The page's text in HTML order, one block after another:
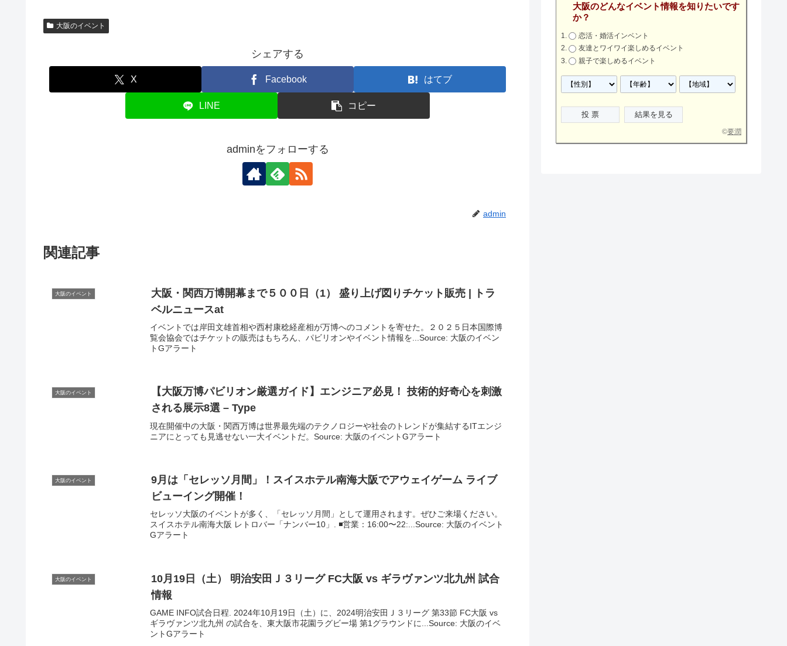
大阪のイベント
シェアする
X Facebook はてブ
LINE コピー
adminをフォローする
admin
関連記事
大阪のイベント 大阪 ・関西万博開幕まで５００日（1） 盛り上げ図りチケット販売 | トラ
ベルニュースat
イベントでは岸田文雄首相や西村康稔経産相が万博へのコメントを寄せた。２０２５日本国際博
覧会協会ではチケットの販売はもちろん、パビリオンやイベント情報を...Source: 大阪のイベン
トGアラート
大阪のイベント 【大阪万博パビリオン厳選ガイド】エンジニア必見！ 技術的好奇心を刺激
される展示8選 – Type
現在開催中の大阪・関西万博は世界最先端のテクノロジーや社会のトレンドが集結するITエンジ
ニアにとっても見逃せない一大イベントだ。Source: 大阪のイベントGアラート
大阪のイベント 9月は「セレッソ月間」！スイスホテル南海大阪でアウェイゲーム ライブ
ビューイング開催！
セレッソ大阪のイベントが多く、「セレッソ月間」として運用されます。ぜひご来場ください。
スイスホテル南海大阪 レトロバー「ナンバー10」. ◾️営業：16:00〜22:...Source: 大阪のイベント
Gアラート
大阪のイベント 10月19日（土） 明治安田Ｊ３リーグ FC大阪 vs ギラヴァンツ北九州 試合
情報
GAME INFO試合日程. 2024年10月19日（土）に、2024明治安田Ｊ３リーグ 第33節 FC大阪 vs
ギラヴァンツ北九州 の試合を、東大阪市花園ラグビー場 第1グラウンドに...Source: 大阪のイベ
ントGアラート
大阪のどんなイベント情報を知りたいです
か？
恋活・婚活インベント
友達とワイワイ楽しめるイベント
親子で楽しめるイベント
©要潤